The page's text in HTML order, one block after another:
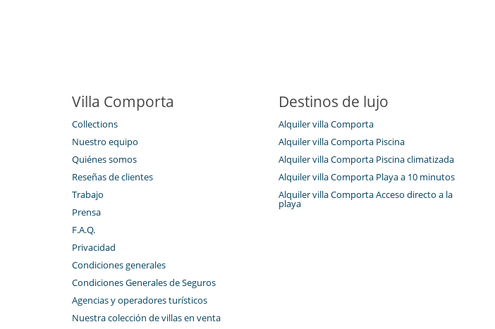
Villa Comporta
Collections
Nuestro equipo
Quiénes somos
Reseñas de clientes
Trabajo
Prensa
F.A.Q.
Privacidad
Condiciones generales
Condiciones Generales de Seguros
Agencias y operadores turísticos
Nuestra colección de villas en venta
Destinos de lujo
Alquiler villa Comporta
Alquiler villa Comporta Piscina
Alquiler villa Comporta Piscina climatizada
Alquiler villa Comporta Playa a 10 minutos
Alquiler villa Comporta Acceso directo a la
playa